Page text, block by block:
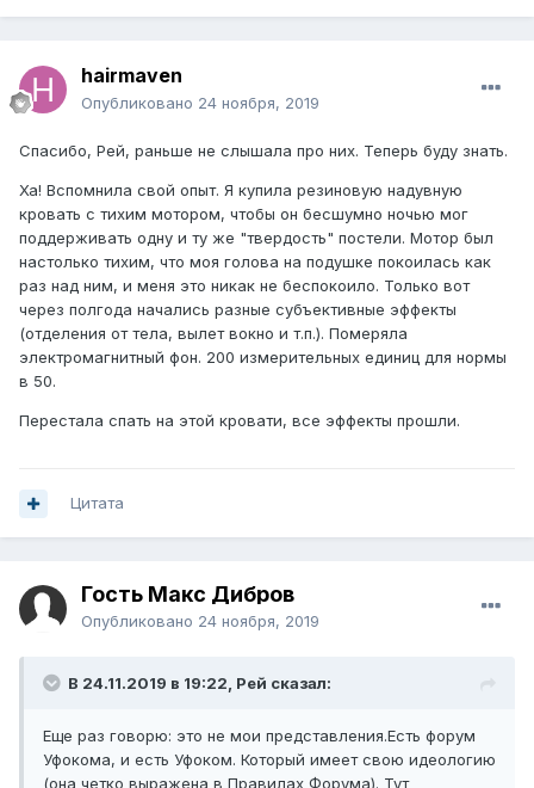
hairmaven
Опубликовано 24 ноября, 2019
Спасибо, Рей, раньше не слышала про них. Теперь буду знать.
Ха! Вспомнила свой опыт. Я купила резиновую надувную
кровать с тихим мотором, чтобы он бесшумно ночью мог
поддерживать одну и ту же "твердость" постели. Мотор был
настолько тихим, что моя голова на подушке покоилась как
раз над ним, и меня это никак не беспокоило. Только вот
через полгода начались разные субъективные эффекты
(отделения от тела, вылет вокно и т.п.). Померяла
электромагнитный фон. 200 измерительных единиц для нормы
в 50.
Перестала спать на этой кровати, все эффекты прошли.
Цитата
Гость Макс Дибров
Опубликовано 24 ноября, 2019
В 24.11.2019 в 19:22, Рей сказал:
Еще раз говорю: это не мои представления.Есть форум
Уфокома, и есть Уфоком. Который имеет свою идеологию
(она четко выражена в Правилах Форума). Тут